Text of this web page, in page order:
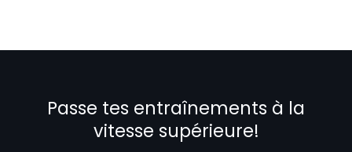
Passe tes entraînements à la
vitesse supérieure!